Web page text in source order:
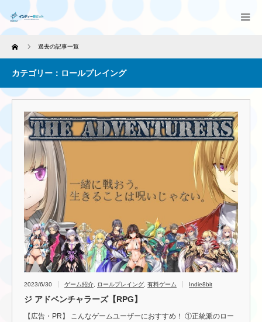
Home 過去の記事一覧
カテゴリー：ロールプレイング
2023/6/30 ゲーム紹介 ロールプレイング 有料ゲーム Indie8bit
ジ アドベンチャラーズ【RPG】
【広告・PR】 こんなゲームユーザーにおすすめ！ ①正統派のロー